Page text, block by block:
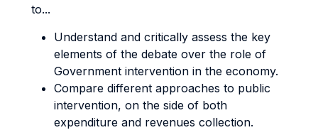
to...
Understand and critically assess the key
elements of the debate over the role of
Government intervention in the economy.
Compare different approaches to public
intervention, on the side of both
expenditure and revenues collection.